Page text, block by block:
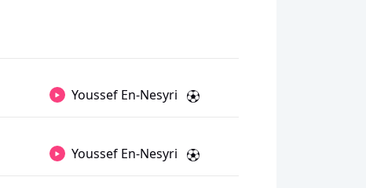
Youssef En-Nesyri
Youssef En-Nesyri